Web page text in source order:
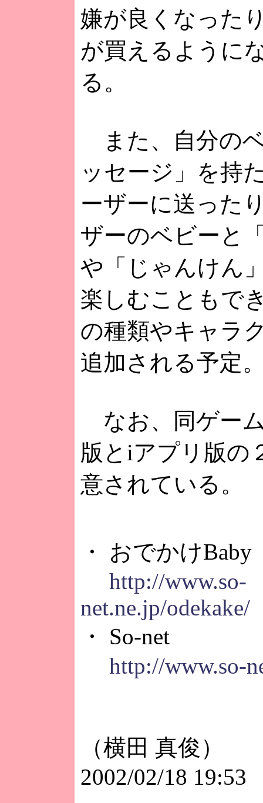
嫌が良くなった
が買えるように
る。
また、自分の
ッセージ」を持
ーザーに送った
ザーのベビーと
や「じゃんけん
楽しむこともで
の種類やキャラ
追加される予定
なお、同ゲー
版とiアプリ版の
意されている。
・ おでかけBaby
http://www.so-
net.ne.jp/odekake/
・ So-net
http://www.so-
（横田 真俊）
2002/02/18 19:53